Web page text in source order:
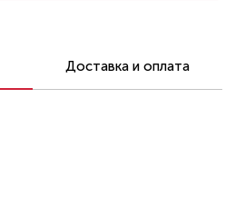
Доставка и оплата